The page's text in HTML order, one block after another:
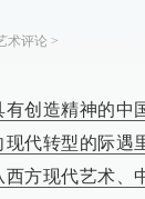
术评论 >
有创造精神的
代转型的际
方现代艺术、